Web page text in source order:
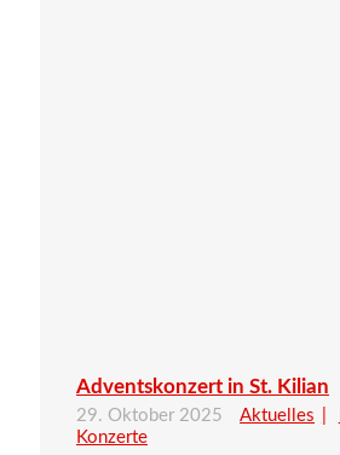
Adventskonzert in St. Kilian
29. Oktober 2025 Aktuelles
Konzerte